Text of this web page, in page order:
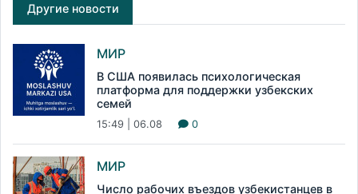
Другие новости
МИР
В США появилась психологическая
платформа для поддержки узбекских
семей
15:49 | 06.08 0
МИР
Число рабочих въездов узбекистанцев в